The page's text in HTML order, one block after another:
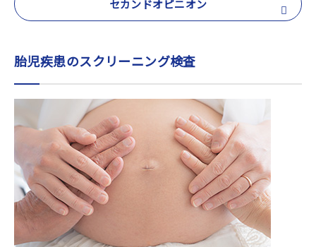
セカンドオピニオン
胎児疾患のスクリーニング検査